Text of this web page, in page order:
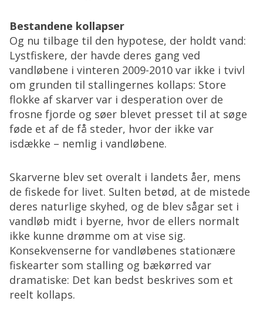
Bestandene kollapser
Og nu tilbage til den hypotese, der holdt vand:
Lystfiskere, der havde deres gang ved
vandløbene i vinteren 2009-2010 var ikke i tvivl
om grunden til stallingernes kollaps: Store
flokke af skarver var i desperation over de
frosne fjorde og søer blevet presset til at søge
føde et af de få steder, hvor der ikke var
isdække – nemlig i vandløbene.
Skarverne blev set overalt i landets åer, mens
de fiskede for livet. Sulten betød, at de mistede
deres naturlige skyhed, og de blev sågar set i
vandløb midt i byerne, hvor de ellers normalt
ikke kunne drømme om at vise sig.
Konsekvenserne for vandløbenes stationære
fiskearter som stalling og bækørred var
dramatiske: Det kan bedst beskrives som et
reelt kollaps.